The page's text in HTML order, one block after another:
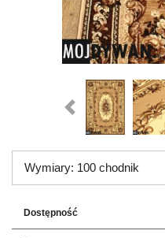
Wymiary: 100 chodnik
Dostępność